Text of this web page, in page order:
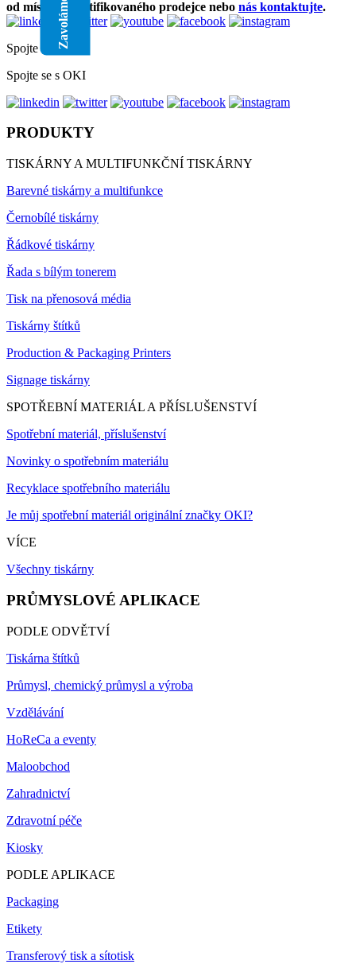
od místního certifikovaného prodejce nebo nás kontaktujte.
Spojte se s OKI
Spojte se s OKI
PRODUKTY
TISKÁRNY A MULTIFUNKČNÍ TISKÁRNY
Barevné tiskárny a multifunkce
Černobílé tiskárny
Řádkové tiskárny
Řada s bílým tonerem
Tisk na přenosová média
Tiskárny štítků
Production & Packaging Printers
Signage tiskárny
SPOTŘEBNÍ MATERIÁL A PŘÍSLUŠENSTVÍ
Spotřební materiál, příslušenství
Novinky o spotřebním materiálu
Recyklace spotřebního materiálu
Je můj spotřební materiál originální značky OKI?
VÍCE
Všechny tiskárny
PRŮMYSLOVÉ APLIKACE
PODLE ODVĚTVÍ
Tiskárna štítků
Průmysl, chemický průmysl a výroba
Vzdělávání
HoReCa a eventy
Maloobchod
Zahradnictví
Zdravotní péče
Kiosky
PODLE APLIKACE
Packaging
Etikety
Transferový tisk a sítotisk